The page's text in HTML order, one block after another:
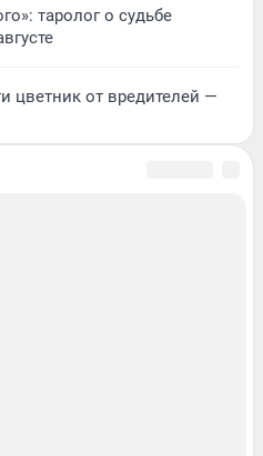
таролог о судьбе
цветник от вредителей —